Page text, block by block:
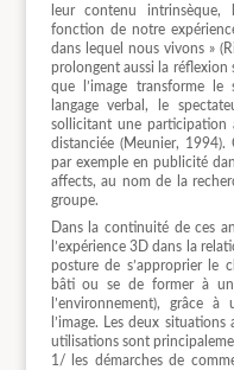
leur contenu
fonction de notre
dans lequel nous vivons »
prolongent aussi la réflexion
que l’image transforme le
langage verbal, le
sollicitant une participation
distanciée (Meunier,
par exemple en publicité
affects, au nom de la
groupe.
Dans la continuité de ces
l’expérience 3D dans la
posture de s’approprier le
bâti ou se de former à un
l’environnement), grâce
l’image. Les deux
utilisations sont
1/ les démarches de